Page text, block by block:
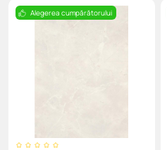
Alegerea cumpărătorului